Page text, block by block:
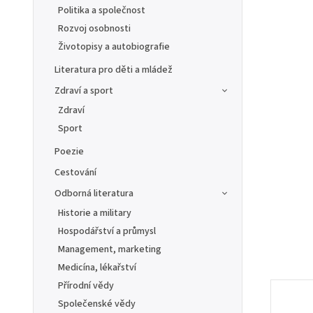
Politika a společnost
Rozvoj osobnosti
Životopisy a autobiografie
Literatura pro děti a mládež
Zdraví a sport
Zdraví
Sport
Poezie
Cestování
Odborná literatura
Historie a military
Hospodářství a průmysl
Management, marketing
Medicína, lékařství
Přírodní vědy
Společenské vědy